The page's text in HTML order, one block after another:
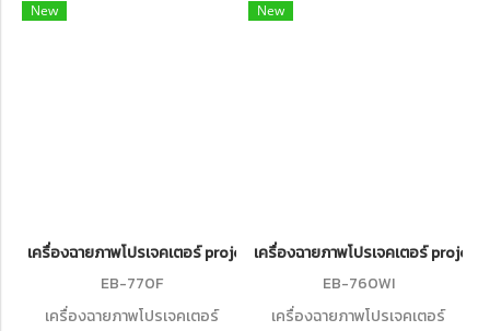
New
เครื่องฉายภาพโปรเจคเตอร์ projector Epson EB-770F 3LCD Full
EB-770F
เครื่องฉายภาพโปรเจคเตอร์
New
เครื่องฉายภาพโปรเจคเตอร์
EB-760WI
เครื่องฉายภาพโปรเจคเตอร์